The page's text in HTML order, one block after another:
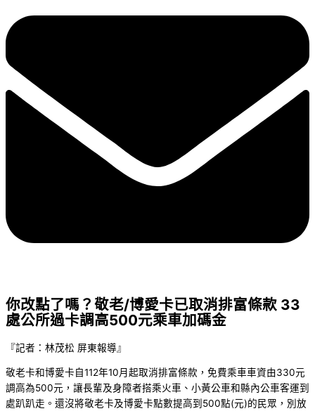
你改點了嗎？敬老/博愛卡已取消排富條款 33
處公所過卡調高500元乘車加碼金
『記者：林茂松 屏東報導』
敬老卡和博愛卡自112年10月起取消排富條款，免費乘車車資由330元
調高為500元，讓長輩及身障者搭乘火車、小黃公車和縣內公車客運到
處趴趴走。還沒將敬老卡及博愛卡點數提高到500點(元)的民眾，別放